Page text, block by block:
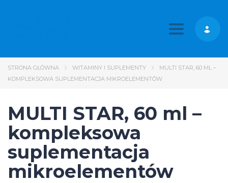
Toggle
STRONA GŁÓWNA WITAMINY I SUPLEMENTY
MULTI STAR, 60 ML –
KOMPLEKSOWA SUPLEMENTACJA MIKROELEMENTÓW
MULTI STAR, 60 ml –
kompleksowa
suplementacja
mikroelementów